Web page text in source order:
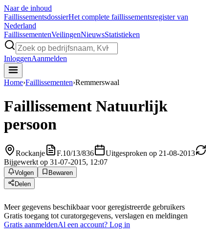
Naar de inhoud
FaillissementsdossierHet complete faillissementsregister van
Nederland
FaillissementenVeilingenNieuwsStatistieken
InloggenAanmelden
Home›Faillissementen›Remmerswaal
Faillissement Natuurlijk
persoon
Rockanje F.10/13/836
Uitgesproken op 21-08-2013
Bijgewerkt op 31-07-2015, 12:07
Volgen
Bewaren
Delen
Meer gegevens beschikbaar voor geregistreerde gebruikers
Gratis toegang tot curatorgegevens, verslagen en meldingen
Gratis aanmeldenAl een account? Log in